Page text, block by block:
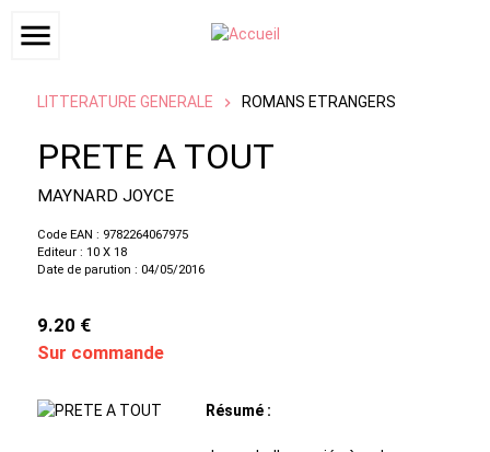
menu
LITTERATURE GENERALE ROMANS ETRANGERS
PRETE A TOUT
MAYNARD JOYCE
Code EAN : 9782264067975
Editeur : 10 X 18
Date de parution : 04/05/2016
9.20 €
Sur commande
Résumé :